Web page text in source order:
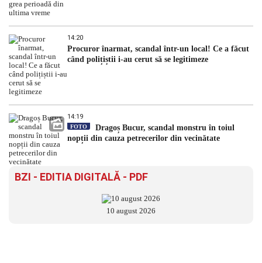
14:20
Procuror înarmat, scandal într-un local! Ce a făcut
când polițiștii i-au cerut să se legitimeze
14:19
FOTO
Dragoș Bucur, scandal monstru în toiul
nopții din cauza petrecerilor din vecinătate
BZI - EDITIA DIGITALĂ - PDF
10 august 2026